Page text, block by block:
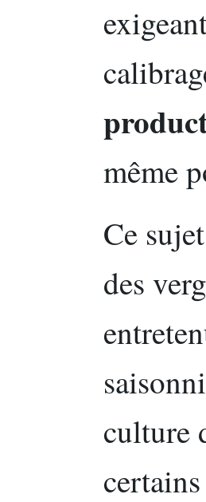
même
Ce
des
culture